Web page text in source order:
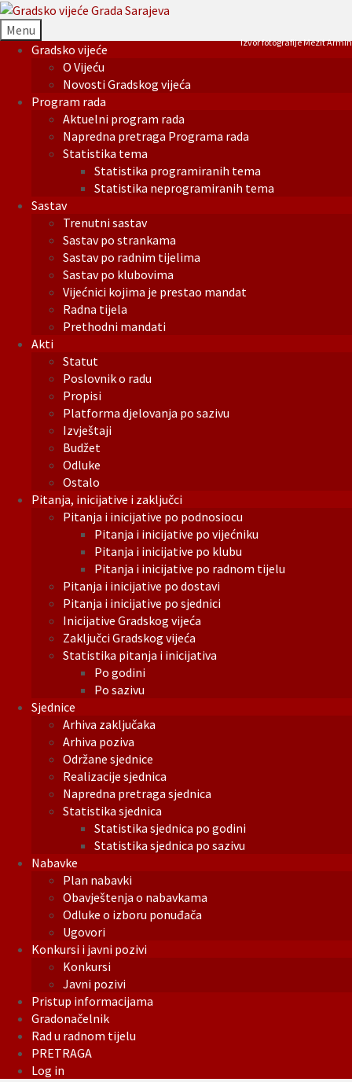
Menu
Gradsko vijeće
O Vijeću
Novosti Gradskog vijeća
Program rada
Aktuelni program rada
Napredna pretraga Programa rada
Statistika tema
Statistika programiranih tema
Statistika neprogramiranih tema
Sastav
Trenutni sastav
Sastav po strankama
Sastav po radnim tijelima
Sastav po klubovima
Vijećnici kojima je prestao mandat
Radna tijela
Prethodni mandati
Akti
Statut
Poslovnik o radu
Propisi
Platforma djelovanja po sazivu
Izvještaji
Budžet
Odluke
Ostalo
Pitanja, inicijative i zaključci
Pitanja i inicijative po podnosiocu
Pitanja i inicijative po vijećniku
Pitanja i inicijative po klubu
Pitanja i inicijative po radnom tijelu
Pitanja i inicijative po dostavi
Pitanja i inicijative po sjednici
Inicijative Gradskog vijeća
Zaključci Gradskog vijeća
Statistika pitanja i inicijativa
Po godini
Po sazivu
Sjednice
Arhiva zaključaka
Arhiva poziva
Održane sjednice
Realizacije sjednica
Napredna pretraga sjednica
Statistika sjednica
Statistika sjednica po godini
Statistika sjednica po sazivu
Nabavke
Plan nabavki
Obavještenja o nabavkama
Odluke o izboru ponuđača
Ugovori
Konkursi i javni pozivi
Konkursi
Javni pozivi
Pristup informacijama
Gradonačelnik
Rad u radnom tijelu
PRETRAGA
Log in
Izvor fotografije Mezit Armin